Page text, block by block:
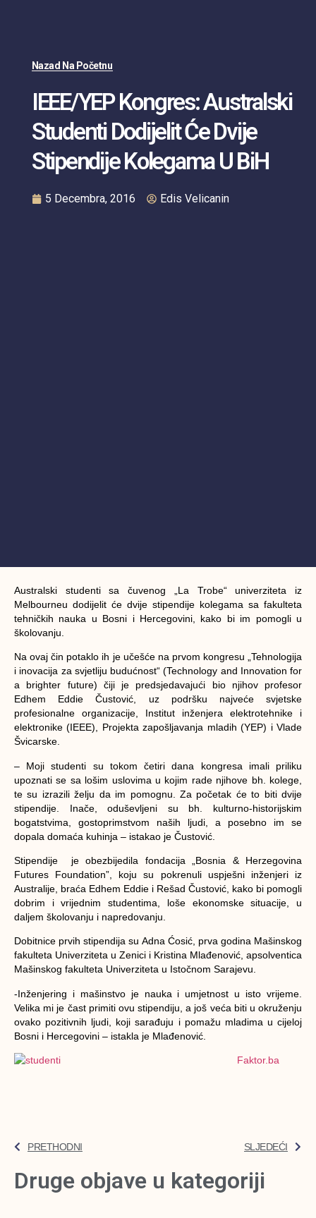
Nazad Na Početnu
IEEE/YEP Kongres: Australski
Studenti Dodijelit Će Dvije
Stipendije Kolegama U BiH
5 Decembra, 2016 Edis Velicanin
Australski studenti sa čuvenog „La Trobe“ univerziteta iz
Melbourneu dodijelit će dvije stipendije kolegama sa fakulteta
tehničkih nauka u Bosni i Hercegovini, kako bi im pomogli u
školovanju.
Na ovaj čin potaklo ih je učešće na prvom kongresu „Tehnologija
i inovacija za svjetliju budućnost“ (Technology and Innovation for
a brighter future) čiji je predsjedavajući bio njihov profesor
Edhem Eddie Čustović, uz podršku najveće svjetske
profesionalne organizacije, Institut inženjera elektrotehnike i
elektronike (IEEE), Projekta zapošljavanja mladih (YEP) i Vlade
Švicarske.
– Moji studenti su tokom četiri dana kongresa imali priliku
upoznati se sa lošim uslovima u kojim rade njihove bh. kolege,
te su izrazili želju da im pomognu. Za početak će to biti dvije
stipendije. Inače, oduševljeni su bh. kulturno-historijskim
bogatstvima, gostoprimstvom naših ljudi, a posebno im se
dopala domaća kuhinja – istakao je Čustović.
Stipendije je obezbijedila fondacija „Bosnia & Herzegovina
Futures Foundation”, koju su pokrenuli uspješni inženjeri iz
Australije, braća Edhem Eddie i Rešad Čustović, kako bi pomogli
dobrim i vrijednim studentima, loše ekonomske situacije, u
daljem školovanju i napredovanju.
Dobitnice prvih stipendija su Adna Ćosić, prva godina Mašinskog
fakulteta Univerziteta u Zenici i Kristina Mlađenović, apsolventica
Mašinskog fakulteta Univerziteta u Istočnom Sarajevu.
-Inženjering i mašinstvo je nauka i umjetnost u isto vrijeme.
Velika mi je čast primiti ovu stipendiju, a još veća biti u okruženju
ovako pozitivnih ljudi, koji sarađuju i pomažu mladima u cijeloj
Bosni i Hercegovini – istakla je Mlađenović.
Faktor.ba
PRETHODNI SLJEDEĆI
Druge objave u kategoriji